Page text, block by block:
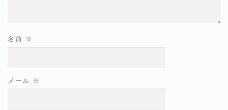
名前 ※
メール ※